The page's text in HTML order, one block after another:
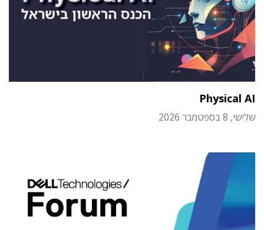
Physical AI
שלישי, 8 בספטמבר 2026